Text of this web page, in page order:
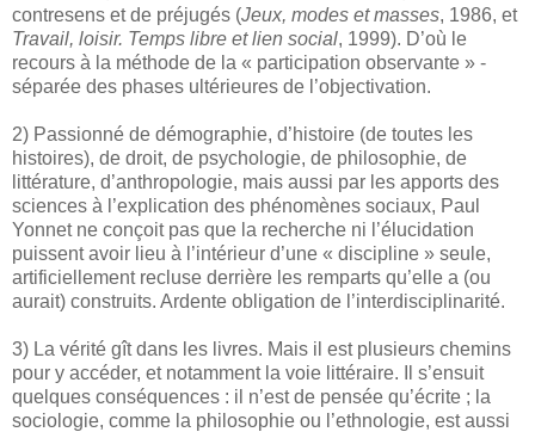
contresens et de préjugés (Jeux, modes et masses, 1986, et
Travail, loisir. Temps libre et lien social, 1999). D’où le
recours à la méthode de la « participation observante » -
séparée des phases ultérieures de l’objectivation.
2) Passionné de démographie, d’histoire (de toutes les
histoires), de droit, de psychologie, de philosophie, de
littérature, d’anthropologie, mais aussi par les apports des
sciences à l’explication des phénomènes sociaux, Paul
Yonnet ne conçoit pas que la recherche ni l’élucidation
puissent avoir lieu à l’intérieur d’une « discipline » seule,
artificiellement recluse derrière les remparts qu’elle a (ou
aurait) construits. Ardente obligation de l’interdisciplinarité.
3) La vérité gît dans les livres. Mais il est plusieurs chemins
pour y accéder, et notamment la voie littéraire. Il s’ensuit
quelques conséquences : il n’est de pensée qu’écrite ; la
sociologie, comme la philosophie ou l’ethnologie, est aussi